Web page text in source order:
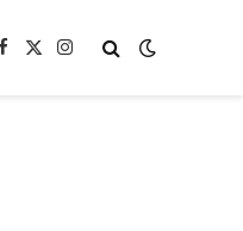
Facebook
X
Instagram